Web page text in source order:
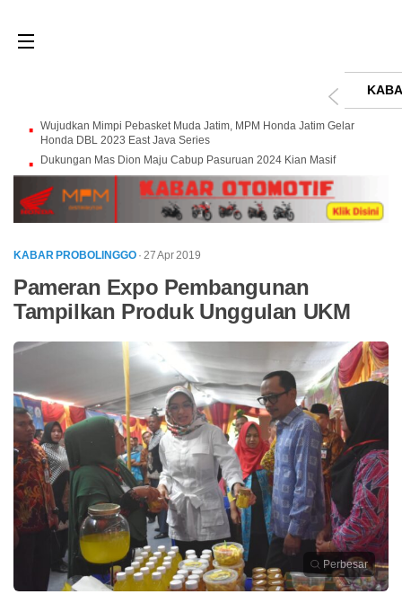
Wujudkan Mimpi Pebasket Muda Jatim, MPM Honda Jatim Gelar
Honda DBL 2023 East Java Series
Dukungan Mas Dion Maju Cabup Pasuruan 2024 Kian Masif
KABAR PROBOLINGGO · 27 Apr 2019
Pameran Expo Pembangunan
Tampilkan Produk Unggulan UKM
Perbesar